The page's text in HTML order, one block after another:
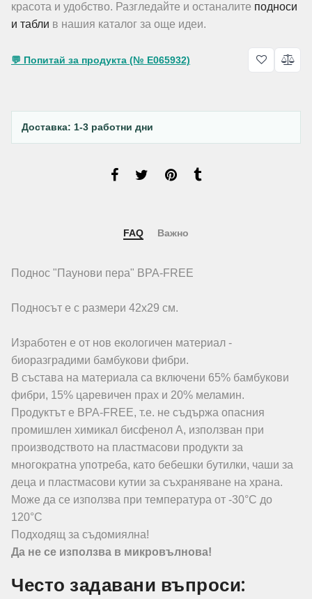
красота и удобство. Разгледайте и останалите подноси
и табли в нашия каталог за още идеи.
💬 Попитай за продукта (№ E065932)
Доставка: 1-3 работни дни
FAQ Важно
Поднос "Паунови пера" BPA-FREE
Подносът е с размери 42х29 см.
Изработен е от нов екологичен материал -
биоразградими бамбукови фибри.
В състава на материала са включени 65% бамбукови
фибри, 15% царевичен прах и 20% меламин.
Продуктът е BPA-FREE, т.е. не съдържа опасния
промишлен химикал бисфенол А, използван при
производството на пластмасови продукти за
многократна употреба, като бебешки бутилки, чаши за
деца и пластмасови кутии за съхраняване на храна.
Може да се използва при температура от -30°C до
120°C
Подходящ за съдомиялна!
Да не се използва в микровълнова!
Често задавани въпроси: